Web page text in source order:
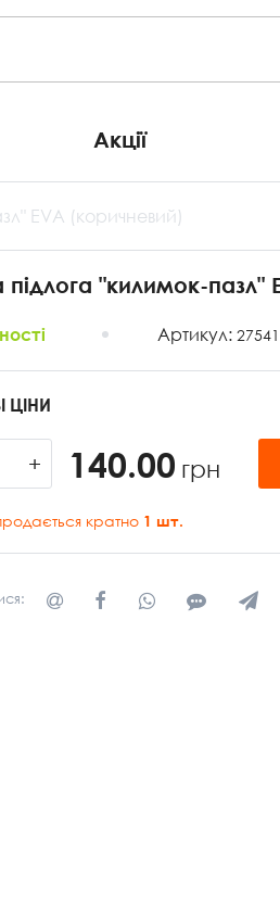
Акції
EVA (коричневий)
"килимок-пазл"
Артикул:27541
ЦІНИ
+ 140.00 грн
кратно 1 шт.